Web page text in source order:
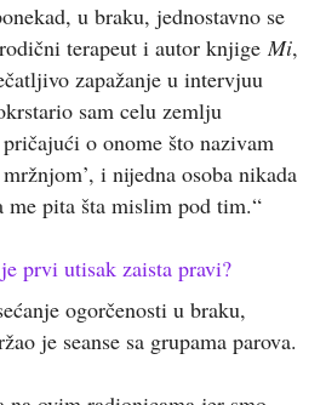
u braku, jednostavno se
terapeut i autor knjigeMi,
zapažanje u intervjuu
sam celu zemlju
o onome što nazivam
i nijedna osoba nikada
me pita šta mislim pod tim.“
prvi utisak zaista pravi?
ogorčenosti u braku,
je seanse sa grupama parova.